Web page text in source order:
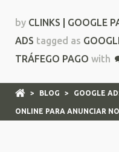
by CLINKS | GOOGLE
ADS tagged as
TRÁFEGO PAGO with
> BLOG > GOOGLE
ONLINE PARA ANUNCIAR